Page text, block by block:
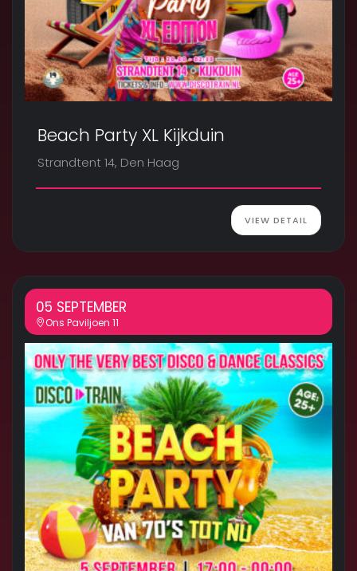
Beach Party XL Kijkduin
Strandtent 14, Den Haag
VIEW DETAIL
05 SEPTEMBER
Ons Paviljoen 11